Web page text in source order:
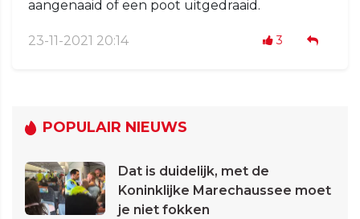
aangenaaid of een poot uitgedraaid.
23-11-2021 20:14 3
POPULAIR NIEUWS
Dat is duidelijk, met de
Koninklijke Marechaussee moet
je niet fokken